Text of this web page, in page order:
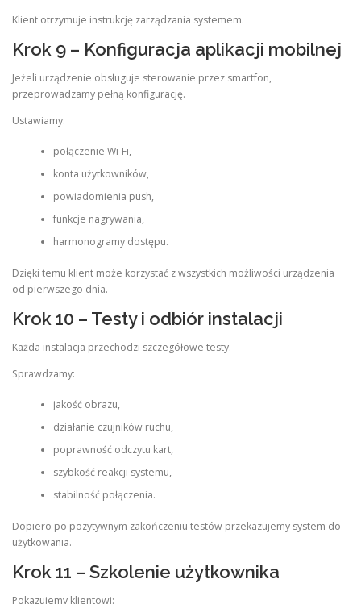
Klient otrzymuje instrukcję zarządzania systemem.
Krok 9 – Konfiguracja aplikacji mobilnej
Jeżeli urządzenie obsługuje sterowanie przez smartfon,
przeprowadzamy pełną konfigurację.
Ustawiamy:
połączenie Wi-Fi,
konta użytkowników,
powiadomienia push,
funkcje nagrywania,
harmonogramy dostępu.
Dzięki temu klient może korzystać z wszystkich możliwości urządzenia
od pierwszego dnia.
Krok 10 – Testy i odbiór instalacji
Każda instalacja przechodzi szczegółowe testy.
Sprawdzamy:
jakość obrazu,
działanie czujników ruchu,
poprawność odczytu kart,
szybkość reakcji systemu,
stabilność połączenia.
Dopiero po pozytywnym zakończeniu testów przekazujemy system do
użytkowania.
Krok 11 – Szkolenie użytkownika
Pokazujemy klientowi: